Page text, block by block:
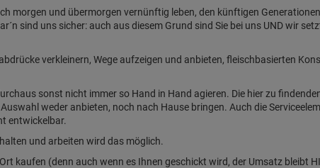
morgen und übermorgen vernünftig leben, den künftigen
sind uns sicher: auch aus diesem Grund sind Sie bei uns UND wir
verkleinern, Wege aufzeigen und anbieten, fleischbasierten
sonst nicht immer so Hand in Hand agieren. Die hier zu
weder anbieten, noch nach Hause bringen. Auch die
entwickelbar.
und arbeiten wird das möglich.
kaufen (denn auch wenn es Ihnen geschickt wird, der Umsatz bleibt